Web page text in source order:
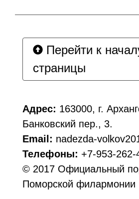
Перейти к
страницы
Адрес: 163000, г.
Банковский пер., 3.
Email: nadezda-
Телефоны: +7-953-262-
© 2017 Официальный
Поморской филармонии